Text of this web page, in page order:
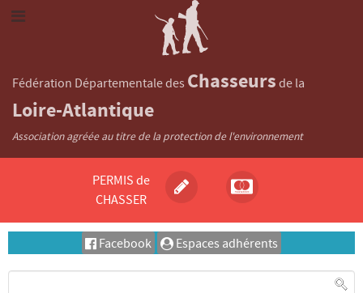
Fédération Départementale des Chasseurs de la
Loire-Atlantique
Association agréée au titre de la protection de l'environnement
PERMIS de
CHASSER
Facebook Espaces adhérents